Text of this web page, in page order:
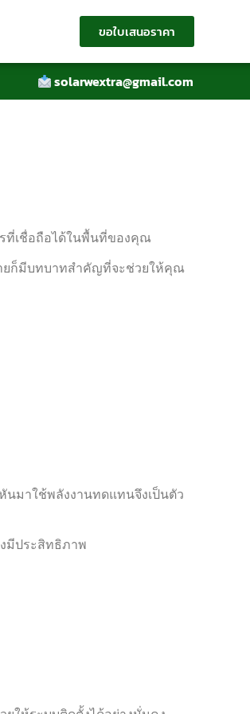
ขอใบเสนอราคา
solarwextra@gmail.com
ที่เชื่อถือได้ในพื้นที่ของคุณ
ายก็มีบทบาทสำคัญที่จะช่วยให้คุณ
มาใช้พลังงานทดแทนจึงเป็นตัว
มีประสิทธิภาพ